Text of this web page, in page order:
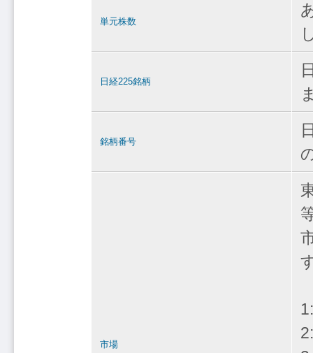
単元株数
日経225銘柄
銘柄番号
市場